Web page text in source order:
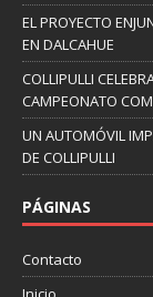
EL PROYECTO
EN DALCAHUE
COLLIPULLI
CAMPEONATO
UN AUTOMÓVIL
DE COLLIPULLI
PÁGINAS
Contacto